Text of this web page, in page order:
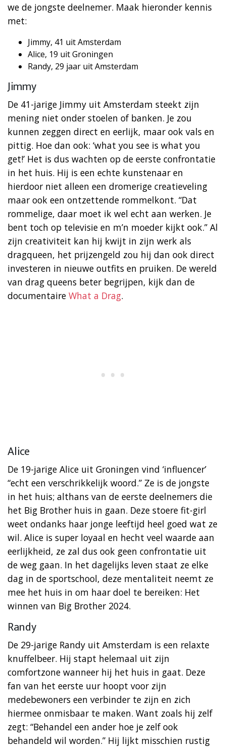
we de jongste deelnemer. Maak hieronder kennis
met:
Jimmy, 41 uit Amsterdam
Alice, 19 uit Groningen
Randy, 29 jaar uit Amsterdam
Jimmy
De 41-jarige Jimmy uit Amsterdam steekt zijn
mening niet onder stoelen of banken. Je zou
kunnen zeggen direct en eerlijk, maar ook vals en
pittig. Hoe dan ook: ‘what you see is what you
get!’ Het is dus wachten op de eerste confrontatie
in het huis. Hij is een echte kunstenaar en
hierdoor niet alleen een dromerige creatieveling
maar ook een ontzettende rommelkont. “Dat
rommelige, daar moet ik wel echt aan werken. Je
bent toch op televisie en m’n moeder kijkt ook.” Al
zijn creativiteit kan hij kwijt in zijn werk als
dragqueen, het prijzengeld zou hij dan ook direct
investeren in nieuwe outfits en pruiken. De wereld
van drag queens beter begrijpen, kijk dan de
documentaire What a Drag.
Alice
De 19-jarige Alice uit Groningen vind ‘influencer’
“echt een verschrikkelijk woord.” Ze is de jongste
in het huis; althans van de eerste deelnemers die
het Big Brother huis in gaan. Deze stoere fit-girl
weet ondanks haar jonge leeftijd heel goed wat ze
wil. Alice is super loyaal en hecht veel waarde aan
eerlijkheid, ze zal dus ook geen confrontatie uit
de weg gaan. In het dagelijks leven staat ze elke
dag in de sportschool, deze mentaliteit neemt ze
mee het huis in om haar doel te bereiken: Het
winnen van Big Brother 2024.
Randy
De 29-jarige Randy uit Amsterdam is een relaxte
knuffelbeer. Hij stapt helemaal uit zijn
comfortzone wanneer hij het huis in gaat. Deze
fan van het eerste uur hoopt voor zijn
medebewoners een verbinder te zijn en zich
hiermee onmisbaar te maken. Want zoals hij zelf
zegt: “Behandel een ander hoe je zelf ook
behandeld wil worden.” Hij lijkt misschien rustig